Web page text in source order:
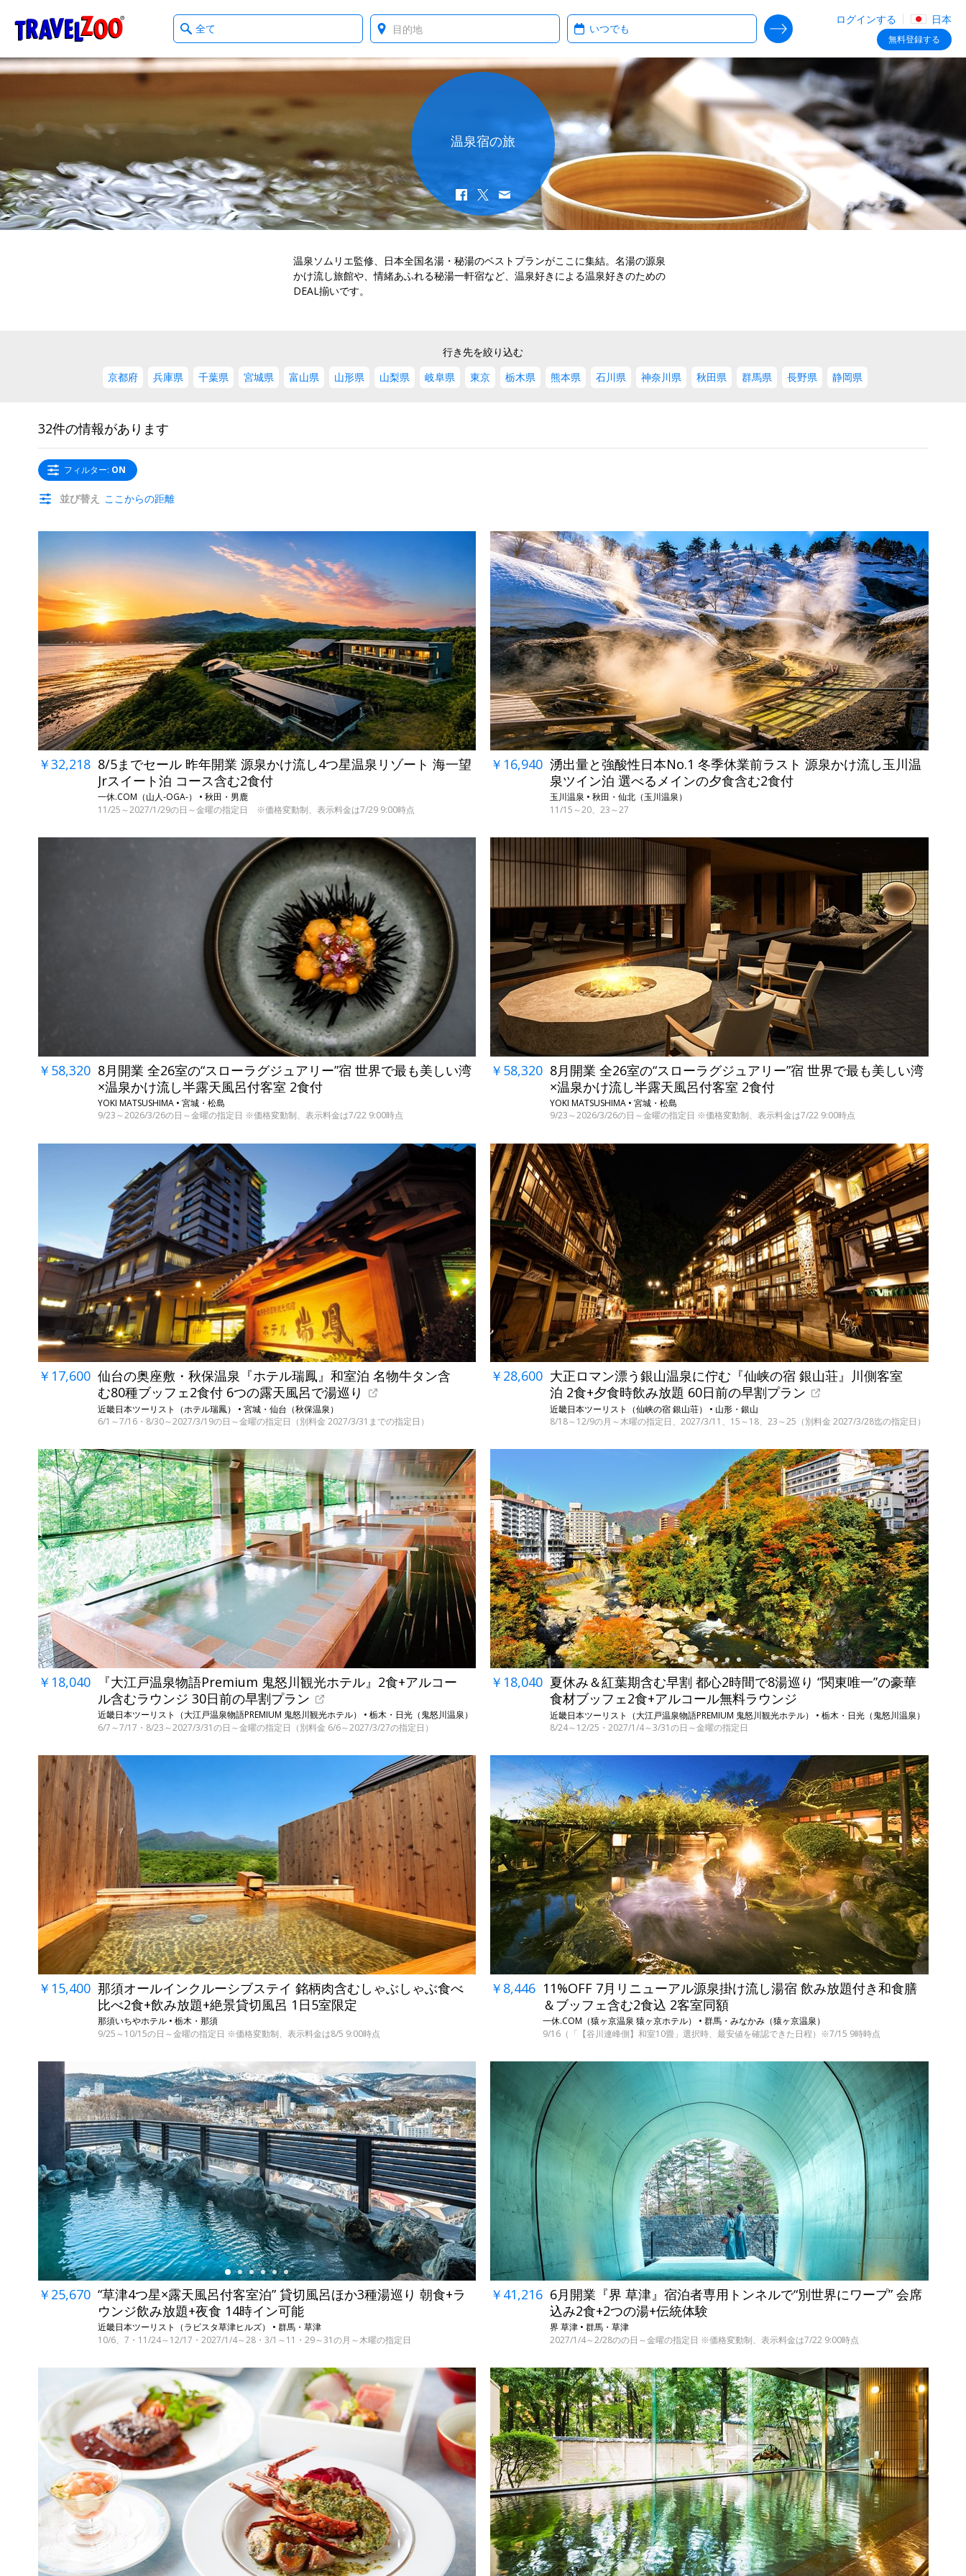
Travelzoo ログインする 日本
無料登録する
What
type
deals?
Where? When?
SEARCH DEALS
温泉宿の旅
温泉ソムリエ監修、日本全国名湯・秘湯のベストプランがここに集結。名湯の源泉
かけ流し旅館や、情緒あふれる秘湯一軒宿など、温泉好きによる温泉好きのための
DEAL揃いです。
行き先を絞り込む
京都府
兵庫県 千葉県 宮城県 富山県 山形県 山梨県 岐阜県 東京 栃木県 熊本県 石川県 神奈川県 秋田県 群馬県 長野県 静岡県
32件の情報があります
フィルター: ON
並び替え ここからの距離
￥32,218 8/5までセール 昨年開業 源泉かけ流し4つ星温泉リゾート 海一望
Jrスイート泊 コース含む2食付
一休.COM（山人-OGA-） • 秋田・男鹿
11/25～2027/1/29の日～金曜の指定日 ※価格変動制、表示料金は7/29 9:00時点
￥16,940 湧出量と強酸性日本No.1 冬季休業前ラスト 源泉かけ流し玉川温
泉ツイン泊 選べるメインの夕食含む2食付
玉川温泉 • 秋田・仙北（玉川温泉）
11/15～20、23～27
￥58,320 8月開業 全26室の“スローラグジュアリー”宿 世界で最も美しい湾
×温泉かけ流し半露天風呂付客室 2食付
YOKI MATSUSHIMA • 宮城・松島
9/23～2026/3/26の日～金曜の指定日 ※価格変動制、表示料金は7/22 9:00時点
￥58,320 8月開業 全26室の“スローラグジュアリー”宿 世界で最も美しい湾
×温泉かけ流し半露天風呂付客室 2食付
YOKI MATSUSHIMA • 宮城・松島
9/23～2026/3/26の日～金曜の指定日 ※価格変動制、表示料金は7/22 9:00時点
￥17,600 仙台の奥座敷・秋保温泉『ホテル瑞鳳』和室泊 名物牛タン含
む80種ブッフェ2食付 6つの露天風呂で湯巡り
近畿日本ツーリスト（ホテル瑞鳳） • 宮城・仙台（秋保温泉）
6/1～7/16・8/30～2027/3/19の日～金曜の指定日（別料金 2027/3/31までの指定日）
￥28,600 大正ロマン漂う銀山温泉に佇む『仙峡の宿 銀山荘』川側客室
泊 2食+夕食時飲み放題 60日前の早割プラン
近畿日本ツーリスト（仙峡の宿 銀山荘） • 山形・銀山
8/18～12/9の月～木曜の指定日、2027/3/11、15～18、23～25（別料金 2027/3/28迄の指定日）
￥18,040
『大江戸温泉物語Premium 鬼怒川観光ホテル』2食+アルコー
ル含むラウンジ 30日前の早割プラン
近畿日本ツーリスト（大江戸温泉物語PREMIUM 鬼怒川観光ホテル） • 栃木・日光（鬼怒川温泉）
6/7～7/17・8/23～2027/3/31の日～金曜の指定日（別料金 6/6～2027/3/27の指定日）
←
￥18,040 夏休み＆紅葉期含む早割 都心2時間で8湯巡り “関東唯一”の豪華
食材ブッフェ2食+アルコール無料ラウンジ
近畿日本ツーリスト（大江戸温泉物語PREMIUM 鬼怒川観光ホテル） • 栃木・日光（鬼怒川温泉）
8/24～12/25・2027/1/4～3/31の日～金曜の指定日
￥15,400 那須オールインクルーシブステイ 銘柄肉含むしゃぶしゃぶ食べ
比べ2食+飲み放題+絶景貸切風呂 1日5室限定
那須いちやホテル • 栃木・那須
9/25～10/15の日～金曜の指定日 ※価格変動制、表示料金は8/5 9:00時点
￥8,446 11%OFF 7月リニューアル源泉掛け流し湯宿 飲み放題付き和食膳
＆ブッフェ含む2食込 2客室同額
一休.COM（猿ヶ京温泉 猿ヶ京ホテル） • 群馬・みなかみ（猿ヶ京温泉）
9/16（「【谷川連峰側】和室10畳」選択時、最安値を確認できた日程）※7/15 9時時点
← →
￥25,670 “草津4つ星×露天風呂付客室泊” 貸切風呂ほか3種湯巡り 朝食+ラ
ウンジ飲み放題+夜食 14時イン可能
近畿日本ツーリスト（ラビスタ草津ヒルズ） • 群馬・草津
10/6、7・11/24～12/17・2027/1/4～28・3/1～11・29～31の月～木曜の指定日
￥41,216 6月開業『界 草津』宿泊者専用トンネルで“別世界にワープ” 会席
込み2食+2つの湯+伝統体験
界 草津 • 群馬・草津
2027/1/4～2/28のの日～金曜の指定日 ※価格変動制、表示料金は7/22 9:00時点
←